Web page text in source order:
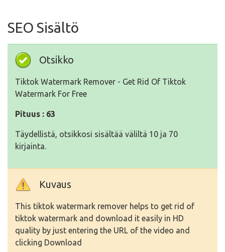
SEO Sisältö
Otsikko
Tiktok Watermark Remover - Get Rid Of Tiktok
Watermark For Free
Pituus : 63
Täydellistä, otsikkosi sisältää väliltä 10 ja 70
kirjainta.
Kuvaus
This tiktok watermark remover helps to get rid of
tiktok watermark and download it easily in HD
quality by just entering the URL of the video and
clicking Download